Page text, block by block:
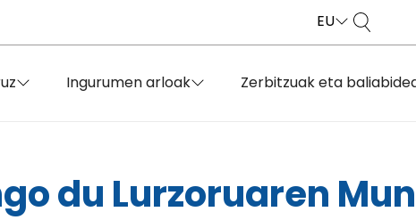
EU
Ingurumen arloak Zerbitzuak eta
du Lurzoruaren